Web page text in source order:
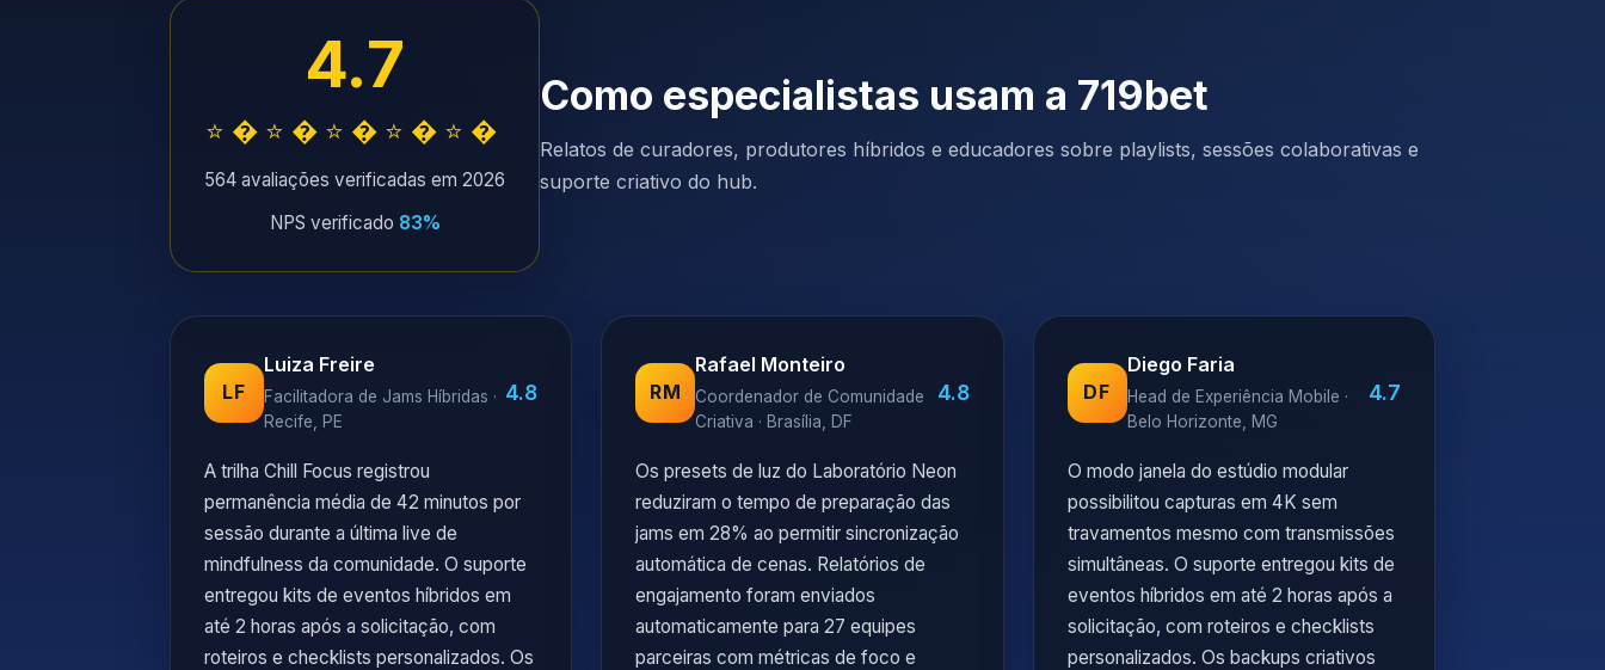
4.7
⭐�⭐�⭐�⭐�⭐�
564 avaliações verificadas em 2026
NPS verificado 83%
Como especialistas usam a 719bet
Relatos de curadores, produtores híbridos e educadores sobre playlists, sessões colaborativas e
suporte criativo do hub.
LF
Luiza Freire
Facilitadora de Jams Híbridas ·
Recife, PE
4.8
A trilha Chill Focus registrou
permanência média de 42 minutos por
sessão durante a última live de
mindfulness da comunidade. O suporte
entregou kits de eventos híbridos em
até 2 horas após a solicitação, com
roteiros e checklists personalizados. Os
RM
Rafael Monteiro
Coordenador de Comunidade
Criativa · Brasília, DF
4.8
Os presets de luz do Laboratório Neon
reduziram o tempo de preparação das
jams em 28% ao permitir sincronização
automática de cenas. Relatórios de
engajamento foram enviados
automaticamente para 27 equipes
parceiras com métricas de foco e
DF
Diego Faria
Head de Experiência Mobile ·
Belo Horizonte, MG
4.7
O modo janela do estúdio modular
possibilitou capturas em 4K sem
travamentos mesmo com transmissões
simultâneas. O suporte entregou kits de
eventos híbridos em até 2 horas após a
solicitação, com roteiros e checklists
personalizados. Os backups criativos